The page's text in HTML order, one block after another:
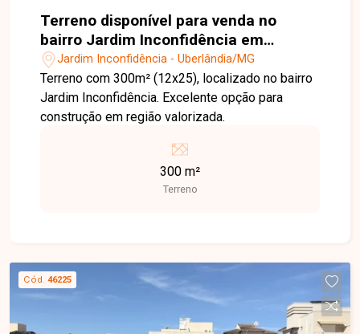
Terreno disponível para venda no
bairro Jardim Inconfidência em
Uberlândia MG
Jardim Inconfidência - Uberlândia/MG
Terreno com 300m² (12x25), localizado no bairro
Jardim Inconfidência. Excelente opção para
construção em região valorizada.
300 m²
Terreno
Cód. 46225